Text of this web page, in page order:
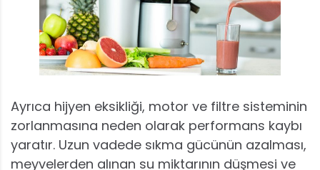
Ayrıca hijyen eksikliği, motor ve filtre sisteminin
zorlanmasına neden olarak performans kaybı
yaratır. Uzun vadede sıkma gücünün azalması,
meyvelerden alınan su miktarının düşmesi ve